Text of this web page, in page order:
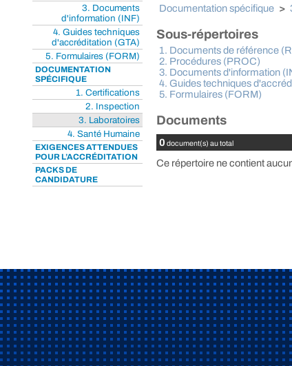
3. Documents
d'information (INF)
4. Guides techniques
d'accréditation (GTA)
5. Formulaires (FORM)
DOCUMENTATION
SPÉCIFIQUE
1. Certifications
2. Inspection
3. Laboratoires
4. Santé Humaine
EXIGENCES ATTENDUES
POUR L’ACCRÉDITATION
PACKS DE
CANDIDATURE
Documentation spécifique >
Sous-répertoires
1. Documents de référence
2. Procédures (PROC)
3. Documents d'information
4. Guides techniques
5. Formulaires (FORM)
Documents
0 document(s) au total
Ce répertoire ne contient